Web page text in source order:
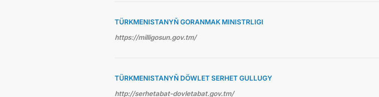
TÜRKMENISTANYŇ GORANMAK MINISTRLIGI
https://milligosun.gov.tm/
TÜRKMENISTANYŇ DÖWLET SERHET GULLUGY
http://serhetabat-dovletabat.gov.tm/